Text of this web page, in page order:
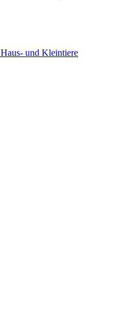
Haus- und Kleintiere